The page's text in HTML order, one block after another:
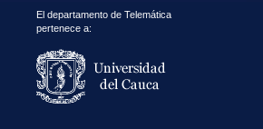
El departamento de Telemática
pertenece a: